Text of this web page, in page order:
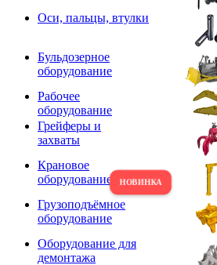
Оси, пальцы, втулки
Бульдозерное
оборудование
Рабочее
оборудование
Грейферы и
захваты
Крановое
оборудование
Грузоподъёмное
оборудование
Оборудование для
демонтажа